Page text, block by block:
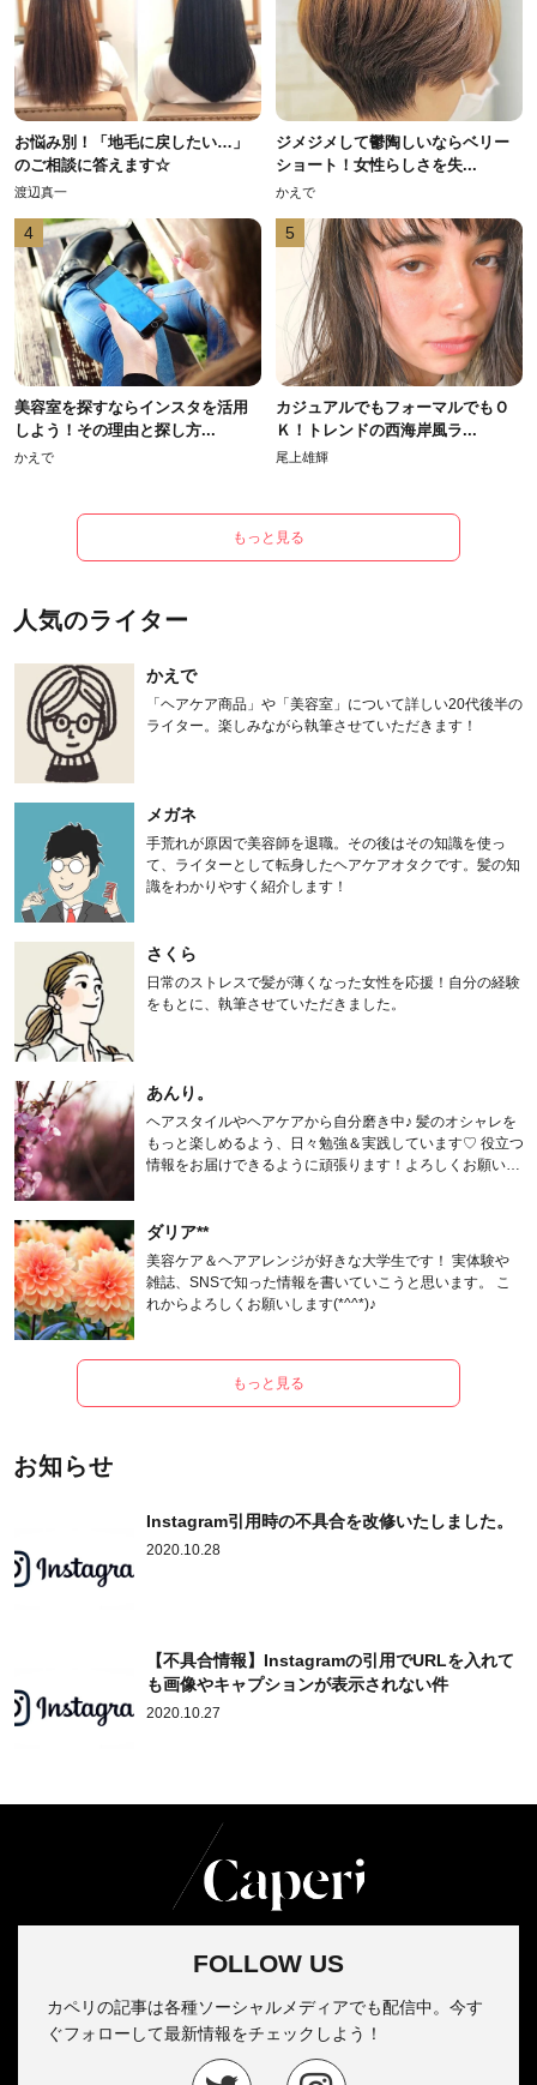
お悩み別！「地毛に戻したい…」
のご相談に答えます☆
渡辺真一
ジメジメして鬱陶しいならベリー
ショート！女性らしさを失...
かえで
4
美容室を探すならインスタを活用
しよう！その理由と探し方...
かえで
5
カジュアルでもフォーマルでもＯ
Ｋ！トレンドの西海岸風ラ...
尾上雄輝
もっと見る
人気のライター
かえで
「ヘアケア商品」や「美容室」について詳しい20代後半の
ライター。楽しみながら執筆させていただきます！
メガネ
手荒れが原因で美容師を退職。その後はその知識を使っ
て、ライターとして転身したヘアケアオタクです。髪の知
識をわかりやすく紹介します！
さくら
日常のストレスで髪が薄くなった女性を応援！自分の経験
をもとに、執筆させていただきました。
あんり。
ヘアスタイルやヘアケアから自分磨き中♪ 髪のオシャレを
もっと楽しめるよう、日々勉強＆実践しています♡ 役立つ
情報をお届けできるように頑張ります！よろしくお願いし
ダリア**
美容ケア＆ヘアアレンジが好きな大学生です！ 実体験や
雑誌、SNSで知った情報を書いていこうと思います。 こ
れからよろしくお願いします(*^^*)♪
もっと見る
お知らせ
Instagram引用時の不具合を改修いたしました。
2020.10.28
【不具合情報】Instagramの引用でURLを入れて
も画像やキャプションが表示されない件
2020.10.27
FOLLOW US
カペリの記事は各種ソーシャルメディアでも配信中。今す
ぐフォローして最新情報をチェックしよう！